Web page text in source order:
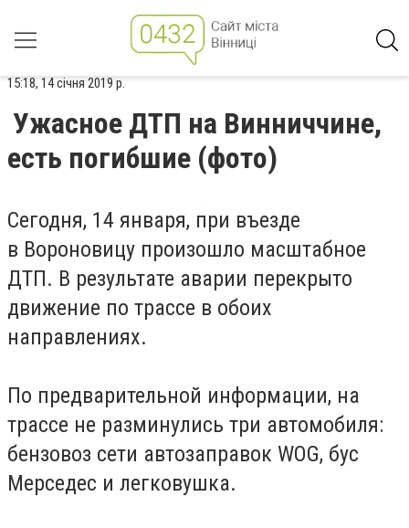
15:18, 14 січня 2019 р.
Ужасное ДТП на Винниччине,
есть погибшие (фото)
Сегодня, 14 января, при въезде
в Вороновицу произошло масштабное
ДТП. В результате аварии перекрыто
движение по трассе в обоих
направлениях.
По предварительной информации, на
трассе не разминулись три автомобиля:
бензовоз сети автозаправок WOG, бус
Мерседес и легковушка.